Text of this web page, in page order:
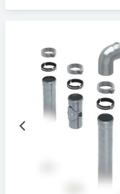
Medien, Stoffe
Bitte auswählen
Bitte auswählen